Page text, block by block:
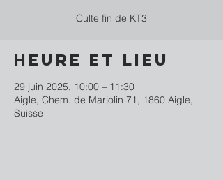
Culte fin de KT3
Heure et lieu
29 juin 2025, 10:00 – 11:30
Aigle, Chem. de Marjolin 71, 1860 Aigle,
Suisse